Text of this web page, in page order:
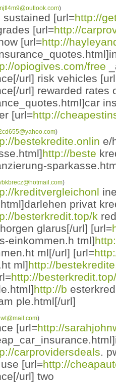
)
sustained [url=http://
[url=http://
[url=http://
opiogives.com/free
url] risk vehicles
url] rewarded rates
[url=http://
)
bestekredite.onlin e/
http://beste
)
kreditvergleichonl
privat
besterkredit.top/k
glarus[/url] [url=
einkommen.h tml]
ml[/url] [url=
ml]http://
http://
http://b
ple.html[/url]
)
[url=http://
carprovidersdeals.
[url=http://
url] two